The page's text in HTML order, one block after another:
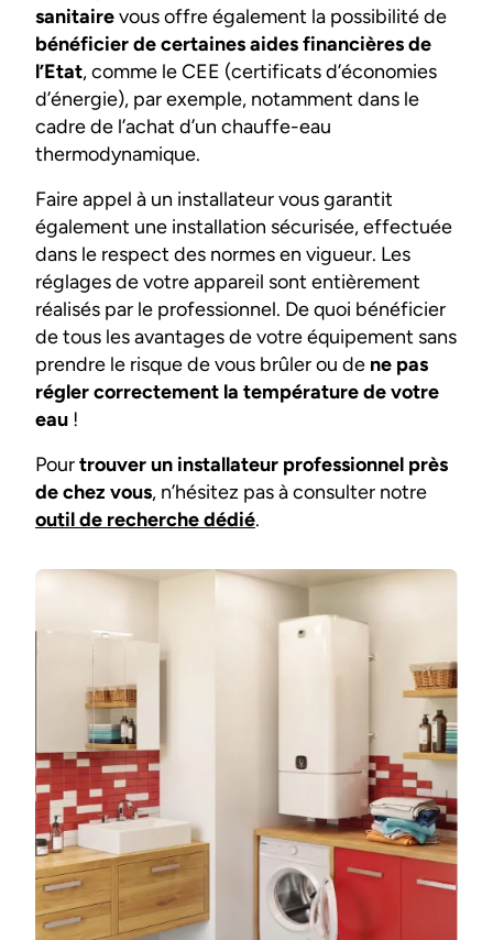
sanitairevous offre également la possibilité de
bénéficier de certaines aides financières de
l’Etat, comme le CEE (certificats d’économies
d’énergie), par exemple, notamment dans le
cadre de l’achat d’un chauffe-eau
thermodynamique.
Faire appel à un installateur vous garantit
également une installation sécurisée, effectuée
dans le respect des normes en vigueur. Les
réglages de votre appareil sont entièrement
réalisés par le professionnel. De quoi bénéficier
de tous les avantages de votre équipement sans
prendre le risque de vous brûler ou de ne pas
régler correctement la température de votre
eau !
Pourtrouver un installateur professionnel près
de chez vous, n’hésitez pas à consulter notre
outil de recherche dédié.